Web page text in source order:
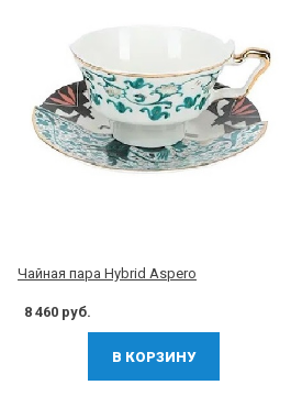
Чайная пара Hybrid Aspero
8 460 руб.
В КОРЗИНУ